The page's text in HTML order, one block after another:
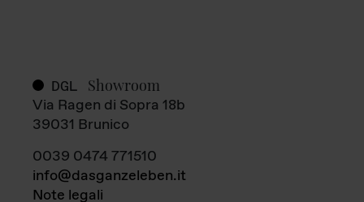
DGL Showroom
Via Ragen di Sopra 18b
39031 Brunico
0039 0474 771510
info@dasganzeleben.it
Note legali